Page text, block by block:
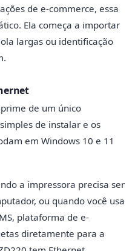
de e-commerce, essa
Ela começa a importar
largas ou identificação
de um único
de instalar e os
em Windows 10 e 11
a impressora precisa ser
ou quando você usa
plataforma de e-
diretamente para a